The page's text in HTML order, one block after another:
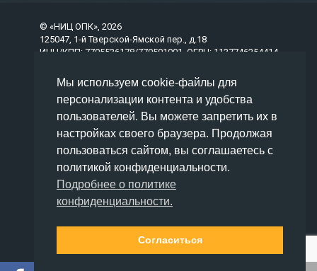
© «НИЦ ОПК», 2026
125047, 1-й Тверской-Ямской пер., д.18
ИНН/КПП: 7705536178/770501001, ОГРН: 1137746254414
О компании
Абонентское сопровождение ГОЗ
Пособия по ГОЗ
Услуги сопровождения ГОЗ
Галерея
Контакты компании
Переместиться вверх страницы
Заказать сопровождение гособоронзаказа
Мы используем cookie-файлы для
персонализации контента и удобства
пользователей. Вы можете запретить их в
настройках своего браузера. Продолжая
пользоваться сайтом, вы соглашаетесь с
политикой конфиденциальности.
Подробнее о политике
конфиденциальности.
Согласиться